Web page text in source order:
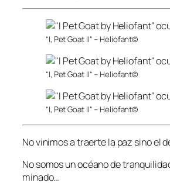
“I, Pet Goat II” – Heliofant©
“I, Pet Goat II” – Heliofant©
“I, Pet Goat II” – Heliofant©
No vinimos a traerte la paz sino el
No somos un océano de
minado…